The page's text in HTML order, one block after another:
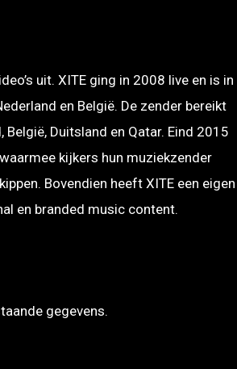
uit. XITE ging in 2008 live en is in
en België. De zender bereikt
Duitsland en Qatar. Eind 2015
kijkers hun muziekzender
Bovendien heeft XITE een eigen
en branded music content.
gegevens.